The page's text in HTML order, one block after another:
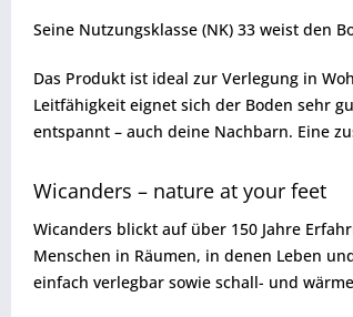
Seine Nutzungsklasse (NK) 33 weist den
Das Produkt ist ideal zur Verlegung in
Leitfähigkeit eignet sich der Boden sehr
entspannt – auch deine Nachbarn. Eine
Wicanders – nature at your feet
Wicanders blickt auf über 150 Jahre
Menschen in Räumen, in denen Leben
einfach verlegbar sowie schall- und